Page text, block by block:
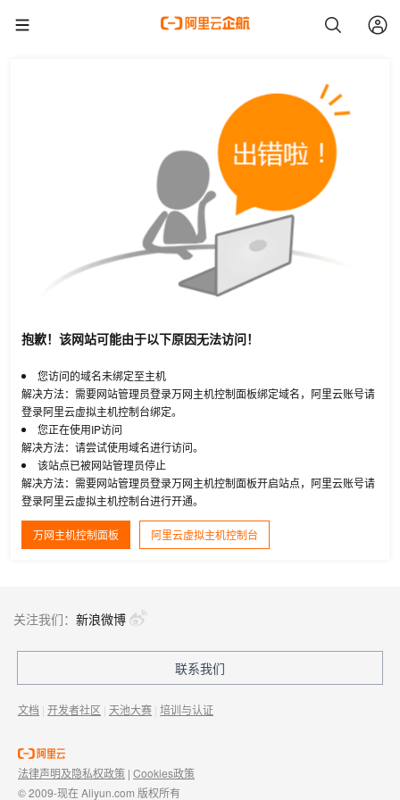
抱歉！该网站可能由于以下原因无法访问！
您访问的域名未绑定至主机
解决方法：需要网站管理员登录万网主机控制面板绑定域名，阿里云账号请
登录阿里云虚拟主机控制台绑定。
您正在使用IP访问
解决方法：请尝试使用域名进行访问。
该站点已被网站管理员停止
解决方法：需要网站管理员登录万网主机控制面板开启站点，阿里云账号请
登录阿里云虚拟主机控制台进行开通。
万网主机控制面板 阿里云虚拟主机控制台